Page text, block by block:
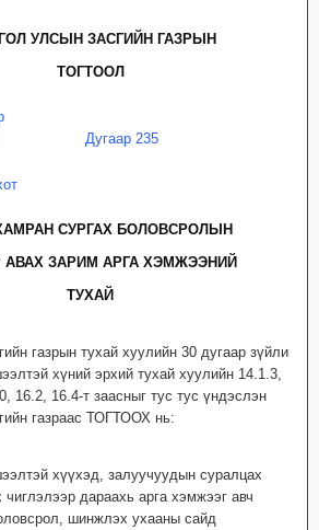
УЛСЫН ЗАСГИЙН ГАЗРЫН
ТОГТООЛ
Дугаар 235
СУРГАХ БОЛОВСРОЛЫН
АВАХ ЗАРИМ АРГА ХЭМЖЭЭНИЙ
ТУХАЙ
газрын тухай хуулийн 30 дугаар зүйлийн
хүний эрхий тухай хуулийн 14.1.3,
16.2, 16.4-т заасныг тус тус үндэслэн
газраас ТОГТООХ нь:
хүүхэд, залуучуудын суралцах
чиглэлээр дараахь арга хэмжээг авч
шинжлэх ухааны сайд